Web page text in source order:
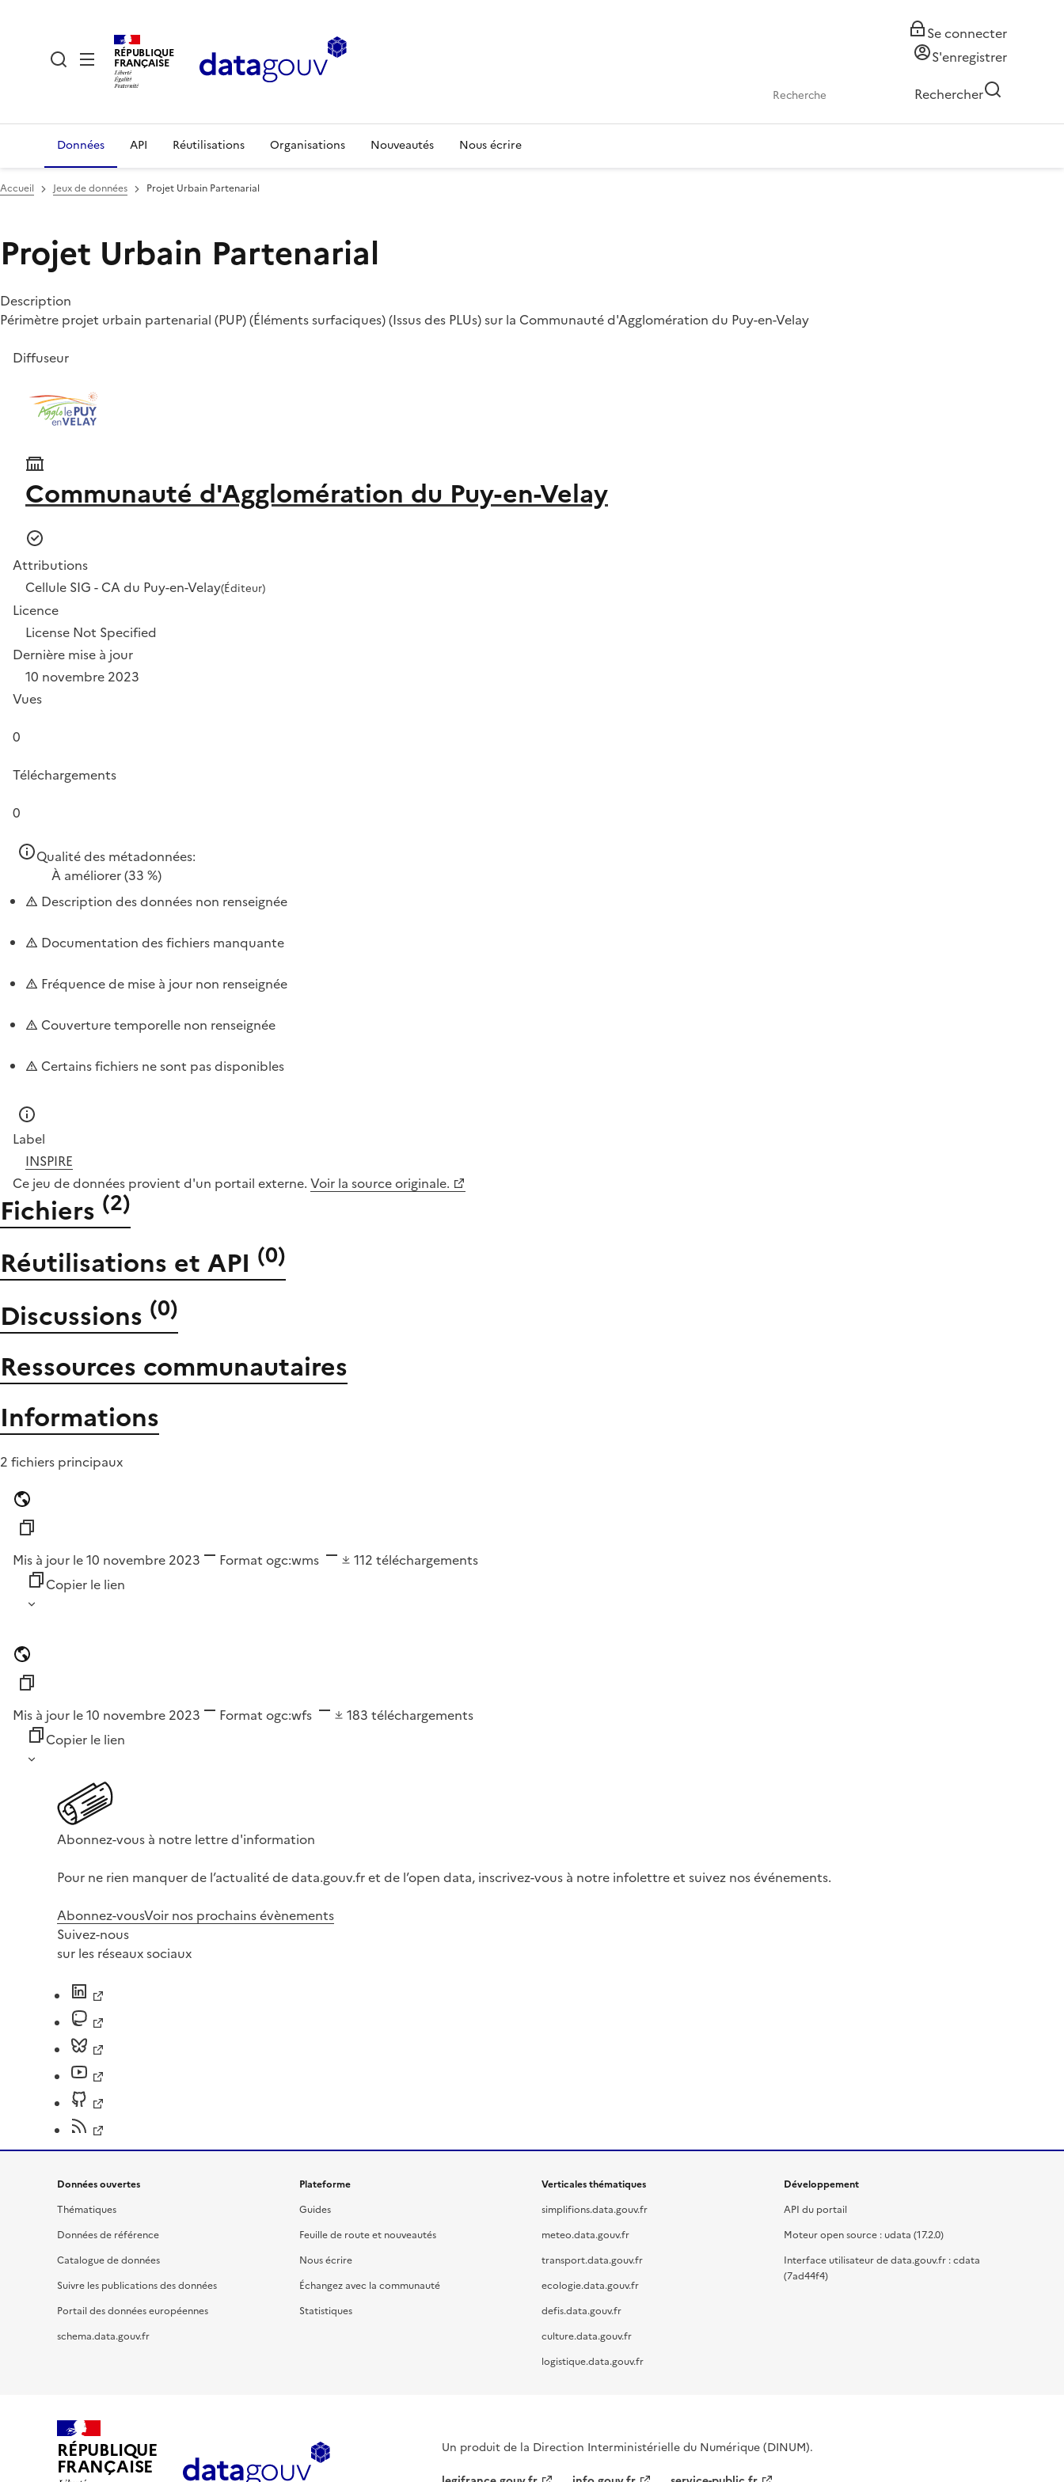
RÉPUBLIQUE
FRANÇAISE
Se connecter
S'enregistrer
Rechercher
Données API Réutilisations Organisations Nouveautés Nous écrire
Accueil Jeux de données Projet Urbain Partenarial
Projet Urbain Partenarial
Description
Périmètre projet urbain partenarial (PUP) (Éléments surfaciques) (Issus des PLUs) sur la Communauté d'Agglomération du Puy-en-Velay
Diffuseur
Communauté d'Agglomération du Puy-en-Velay
Attributions
Cellule SIG - CA du Puy-en-Velay(Éditeur)
Licence
License Not Specified
Dernière mise à jour
10 novembre 2023
Vues
0
Téléchargements
0
Qualité des métadonnées:
À améliorer(33 %)
Description des données non renseignée
Documentation des fichiers manquante
Fréquence de mise à jour non renseignée
Couverture temporelle non renseignée
Certains fichiers ne sont pas disponibles
Label
INSPIRE
Ce jeu de données provient d'un portail externe. Voir la source originale.
Fichiers (2)
Réutilisations et API (0)
Discussions (0)
Ressources communautaires
Informations
2 fichiers principaux
Mis à jour le 10 novembre 2023 Format ogc:wms 112 téléchargements
Copier le lien
Mis à jour le 10 novembre 2023 Format ogc:wfs 183 téléchargements
Copier le lien
Abonnez-vous à notre lettre d'information
Pour ne rien manquer de l’actualité de data.gouv.fr et de l’open data, inscrivez-vous à notre infolettre et suivez nos événements.
Abonnez-vousVoir nos prochains évènements
Suivez-nous
sur les réseaux sociaux
Données ouvertes
Thématiques
Données de référence
Catalogue de données
Suivre les publications des données
Portail des données européennes
schema.data.gouv.fr
Plateforme
Guides
Feuille de route et nouveautés
Nous écrire
Échangez avec la communauté
Statistiques
Verticales thématiques
simplifions.data.gouv.fr
meteo.data.gouv.fr
transport.data.gouv.fr
ecologie.data.gouv.fr
defis.data.gouv.fr
culture.data.gouv.fr
logistique.data.gouv.fr
Développement
API du portail
Moteur open source : udata (17.2.0)
Interface utilisateur de data.gouv.fr : cdata
(7ad44f4)
RÉPUBLIQUE
FRANÇAISE
Un produit de la Direction Interministérielle du Numérique (DINUM).